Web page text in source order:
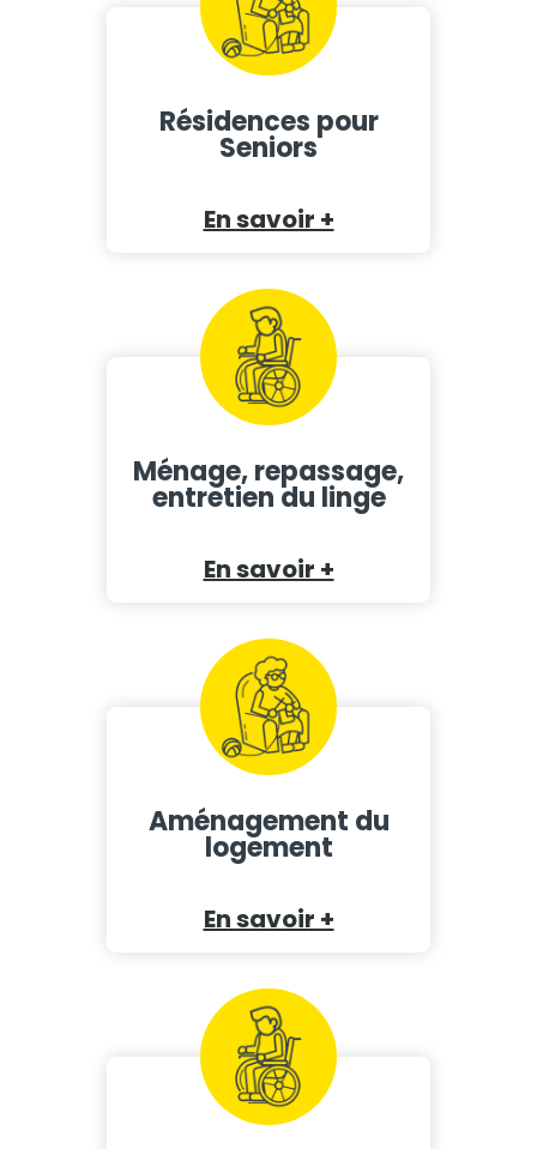
Résidences pour
Seniors
En savoir +
Ménage, repassage,
entretien du linge
En savoir +
Aménagement du
logement
En savoir +